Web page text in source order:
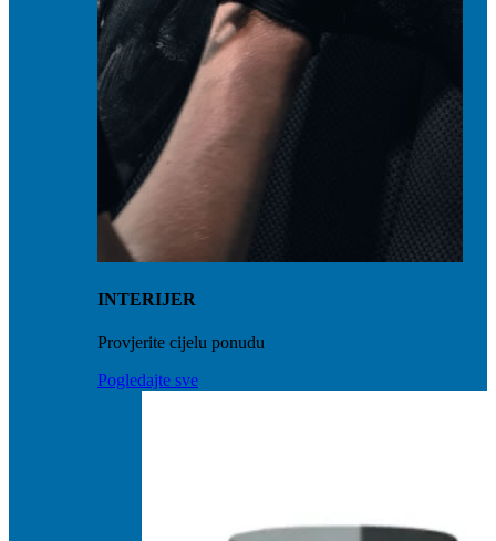
INTERIJER
Provjerite cijelu ponudu
Pogledajte sve